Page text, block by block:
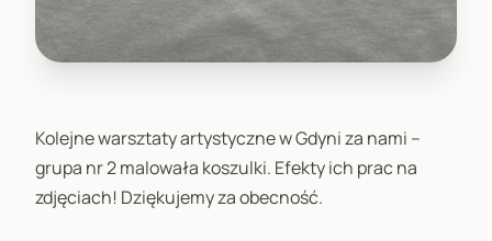
Kolejne warsztaty artystyczne w Gdyni za nami –
grupa nr 2 malowała koszulki. Efekty ich prac na
zdjęciach! Dziękujemy za obecność.